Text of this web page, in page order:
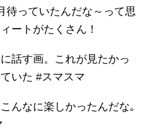
待っていたんだな～って思
ートがたくさん！
話す画。これが見たかっ
いた #スマスマ
んなに楽しかったんだな｡